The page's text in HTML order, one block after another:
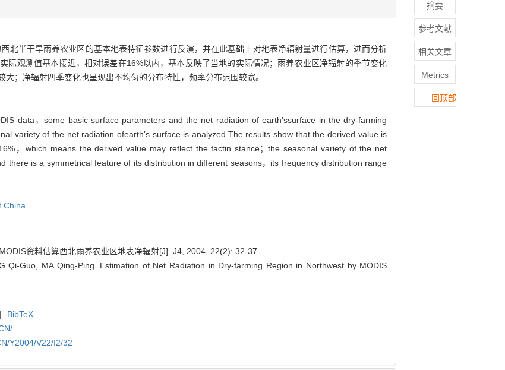
北半干旱雨养农业区的基本地表特征参数进行反演，并在此基础上对地表净辐射量进行估算，进而分析
际观测值基本接近，相对误差在16%以内，基本反映了当地的实际情况；雨养农业区净辐射的季节变化
；净辐射四季变化也呈现出不均匀的分布特性，频率分布范围较宽。
data，some basic surface parameters and the net radiation of earth’ssurface in the dry-farming
variety of the net radiation ofearth’s surface is analyzed.The results show that the derived value is
，which means the derived value may reflect the factin stance；the seasonal variety of the net
there is a symmetrical feature of its distribution in different seasons，its frequency distribution range
China
资料估算西北雨养农业区地表净辐射[J]. J4, 2004, 22(2): 32-37.
Qi-Guo, MA Qing-Ping. Estimation of Net Radiation in Dry-farming Region in Northwest by MODIS
|
BibTeX
Y2004/V22/I2/32
摘要
参考文献
相关文章
Metrics
回顶部